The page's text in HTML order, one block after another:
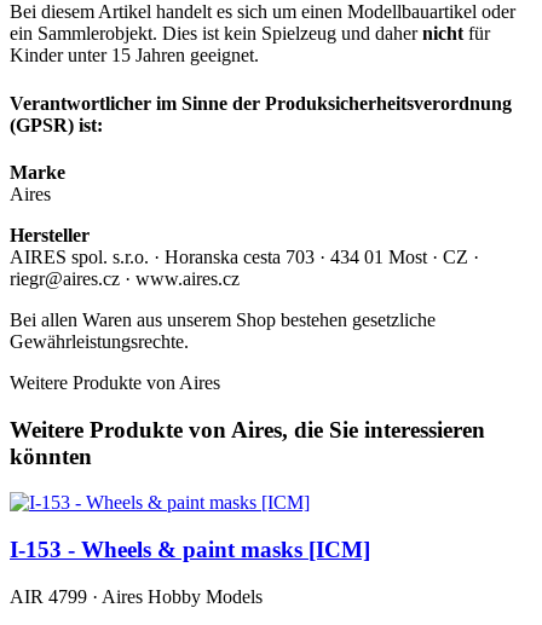
Bei diesem Artikel handelt es sich um einen Modellbauartikel oder
ein Sammlerobjekt. Dies ist kein Spielzeug und dahernicht für
Kinder unter 15 Jahren geeignet.
Verantwortlicher im Sinne der Produksicherheitsverordnung
(GPSR) ist:
Marke
Aires
Hersteller
AIRES spol. s.r.o. · Horanska cesta 703 · 434 01 Most · CZ ·
riegr@aires.cz · www.aires.cz
Bei allen Waren aus unserem Shop bestehen gesetzliche
Gewährleistungsrechte.
Weitere Produkte von Aires
Weitere Produkte von Aires, die Sie interessieren
könnten
I-153 - Wheels & paint masks [ICM]
AIR 4799 · Aires Hobby Models